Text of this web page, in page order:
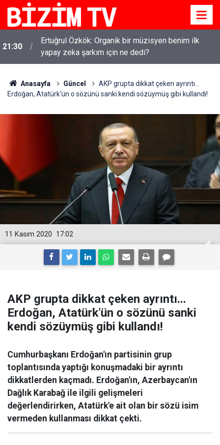
21:30
Ertuğrul Özkök: Organik bir müzisyen benim ilk
yapay zeka şarkım için ne dedi?
Anasayfa Güncel
AKP grupta dikkat çeken ayrıntı...
Erdoğan, Atatürk'ün o sözünü sanki kendi sözüymüş gibi kullandı!
17:02
11 Kasım 2020
AKP grupta dikkat çeken ayrıntı...
Erdoğan, Atatürk'ün o sözünü sanki
kendi sözüymüş gibi kullandı!
Cumhurbaşkanı Erdoğan'ın partisinin grup
toplantısında yaptığı konuşmadaki bir ayrıntı
dikkatlerden kaçmadı. Erdoğan'ın, Azerbaycan'ın
Dağlık Karabağ ile ilgili gelişmeleri
değerlendirirken, Atatürk'e ait olan bir sözü isim
vermeden kullanması dikkat çekti.